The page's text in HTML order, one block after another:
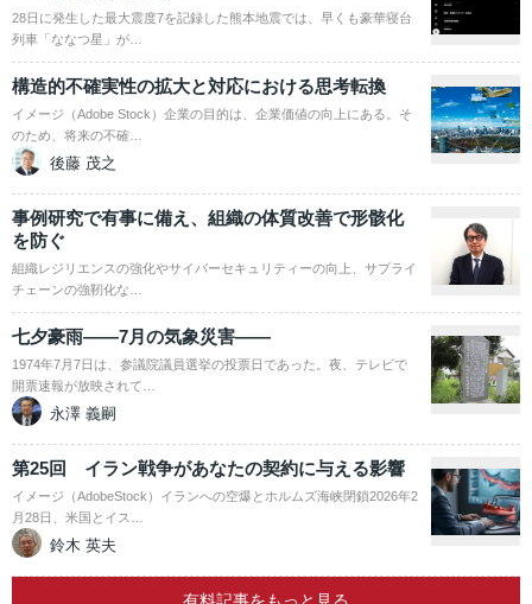
28日に発生した最大震度7を記録した熊本地震では、早くも豪華寝台
列車「ななつ星」が…
構造的不確実性の拡大と対応における思考転換
イメージ（Adobe Stock）企業の目的は、企業価値の向上にある。そ
のため、将来の不確…
後藤 茂之
事例研究で有事に備え、組織の体質改善で形骸化
を防ぐ
組織レジリエンスの強化やサイバーセキュリティーの向上、サプライ
チェーンの強靭化な…
七夕豪雨――7月の気象災害――
1974年7月7日は、参議院議員選挙の投票日であった。夜、テレビで
開票速報が放映されて…
永澤 義嗣
第25回 イラン戦争があなたの契約に与える影響
イメージ（AdobeStock）イランへの空爆とホルムズ海峡閉鎖2026年2
月28日、米国とイス…
鈴木 英夫